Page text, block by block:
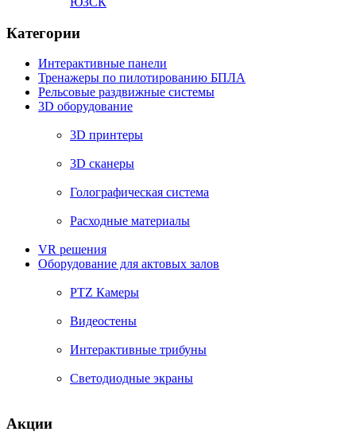
Категории
Интерактивные панели
Тренажеры по пилотированию БПЛА
Рельсовые раздвижные системы
3D оборудование
3D принтеры
3D сканеры
Голографическая система
Расходные материалы
VR решения
Оборудование для актовых залов
PTZ Камеры
Видеостены
Интерактивные трибуны
Светодиодные экраны
Акции